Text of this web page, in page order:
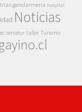
gendarmeria hospital
Noticias
sernatur taller Turismo